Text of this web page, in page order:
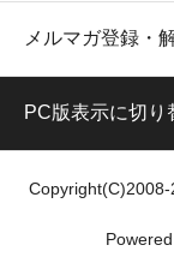
メルマガ登録・
PC版表示に切り